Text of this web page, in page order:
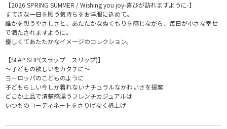
【2026 SPRING SUMMER / Wishing you joy-喜びが訪れますように-】
すてきな一日を願う気持ちをお洋服に込めて。
誰かを想うやさしさと、あたたかなぬくもりを感じながら、毎日が小さな幸せ
で満たされますように。
優しくてあたたかなイメージのコレクション。
【SLAP SLIP(スラップ スリップ)】
～子どもの欲しいをカタチに～
ヨーロッパのこどものように
子どもらしい今しか着れないナチュラルなかわいさを提案
どこか上品で清楚感漂うフレンチカジュアルは
いつものコーディネートをさりげなく格上げ